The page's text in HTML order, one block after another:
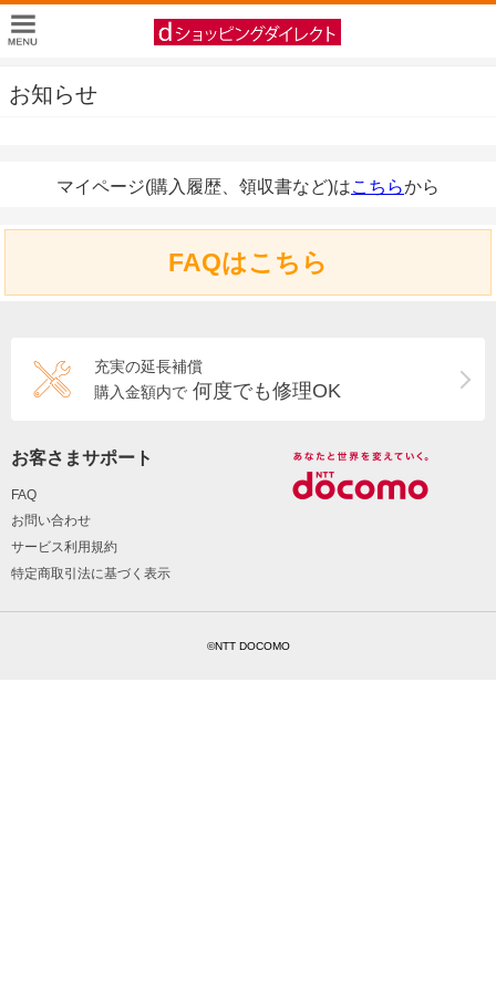
お知らせ
マイページ(購入履歴、領収書など)はこちらから
FAQはこちら
充実の延長補償
購入金額内で 何度でも修理OK
お客さまサポート
FAQ
お問い合わせ
サービス利用規約
特定商取引法に基づく表示
©NTT DOCOMO